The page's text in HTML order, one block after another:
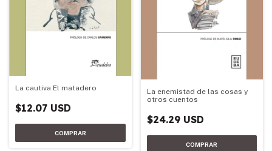
La cautiva El matadero
$12.07 USD
La enemistad de las cosas y
otros cuentos
$24.29 USD